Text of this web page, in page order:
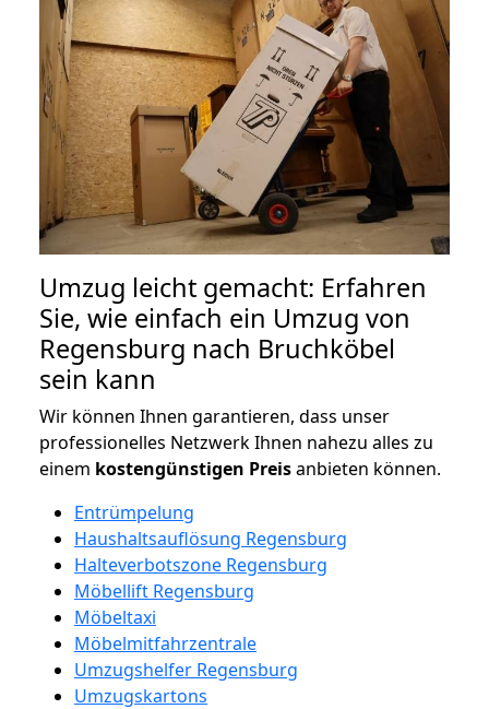
Umzug leicht gemacht: Erfahren
Sie, wie einfach ein Umzug von
Regensburg nach Bruchköbel
sein kann
Wir können Ihnen garantieren, dass unser
professionelles Netzwerk Ihnen nahezu alles zu
einem kostengünstigen Preisanbieten können.
Entrümpelung
Haushaltsauflösung Regensburg
Halteverbotszone Regensburg
Möbellift Regensburg
Möbeltaxi
Möbelmitfahrzentrale
Umzugshelfer Regensburg
Umzugskartons